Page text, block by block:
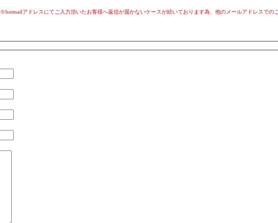
※hotmailアドレスにてご入力頂いたお客様へ返信が届かないケースが続いております為、他のメールアドレスでの